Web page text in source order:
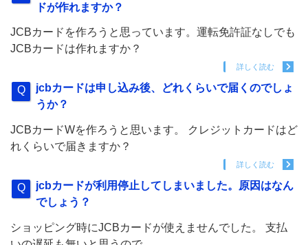
ドが作れますか？
JCBカードを作ろうと思っています。運転免許証なしでも
JCBカードは作れますか？
詳しく読む
jcbカードは申し込み後、どれくらいで届くのでしょ
うか？
JCBカードWを作ろうと思います。 クレジットカードはど
れくらいで届きますか？
詳しく読む
jcbカードが利用停止してしまいました。原因はなん
でしょう？
ショッピング時にJCBカードが使えませんでした。 支払